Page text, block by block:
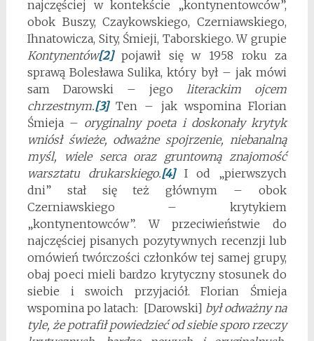
najczęściej w kontekście „kontynentowców”,
obok Buszy, Czaykowskiego, Czerniawskiego,
Ihnatowicza, Sity, Śmieji, Taborskiego. W grupie
Kontynentów[2]pojawił się w 1958 roku za
sprawą Bolesława Sulika, który był – jak mówi
sam Darowski – jego literackim ojcem
chrzestnym.[3]Ten – jak wspomina Florian
Śmieja – oryginalny poeta i doskonały krytyk
wniósł świeże, odważne spojrzenie, niebanalną
myśl, wiele serca oraz gruntowną znajomość
warsztatu drukarskiego.[4]
I od „pierwszych
dni” stał się też głównym – obok
Czerniawskiego – krytykiem
„kontynentowców”. W przeciwieństwie do
najczęściej pisanych pozytywnych recenzji lub
omówień twórczości członków tej samej grupy,
obaj poeci mieli bardzo krytyczny stosunek do
siebie i swoich przyjaciół. Florian Śmieja
wspomina po latach: [Darowski] był odważny na
tyle, że potrafił powiedzieć od siebie sporo rzeczy